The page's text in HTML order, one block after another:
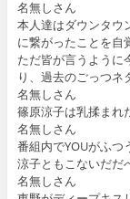
名無しさん
本人達はダウンタウ
に繋がったことを自
ただ皆が言うように
り、過去のごっつネ
名無しさん
篠原涼子は乳揉まれ
名無しさん
番組内でYOUがふつ
涼子ともこないだだ
名無しさん